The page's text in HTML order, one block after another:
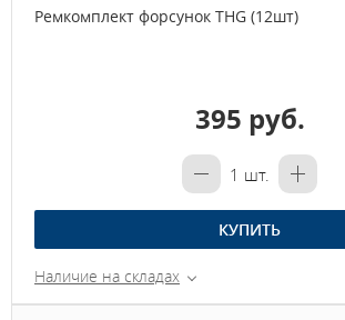
Ремкомплект форсунок THG (12шт)
395 руб.
1 шт.
КУПИТЬ
Наличие на складах